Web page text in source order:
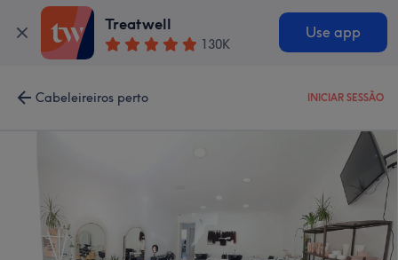
Treatwell
130K
Use app
Cabeleireiros perto INICIAR SESSÃO